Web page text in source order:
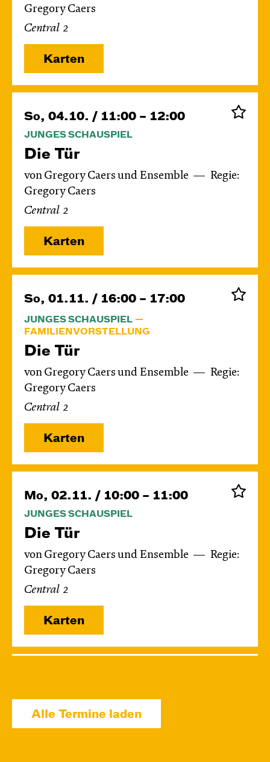
Gregory Caers
Central 2
Karten
So, 04.10. / 11:00 – 12:00
JUNGES SCHAUSPIEL
Die Tür
von Gregory Caers und Ensemble
Regie:
Gregory Caers
Central 2
Karten
So, 01.11. / 16:00 – 17:00
JUNGES SCHAUSPIEL
FAMILIENVORSTELLUNG
Die Tür
von Gregory Caers und Ensemble
Regie:
Gregory Caers
Central 2
Karten
Mo, 02.11. / 10:00 – 11:00
JUNGES SCHAUSPIEL
Die Tür
von Gregory Caers und Ensemble
Regie:
Gregory Caers
Central 2
Karten
Die Tür
Alle Termine laden